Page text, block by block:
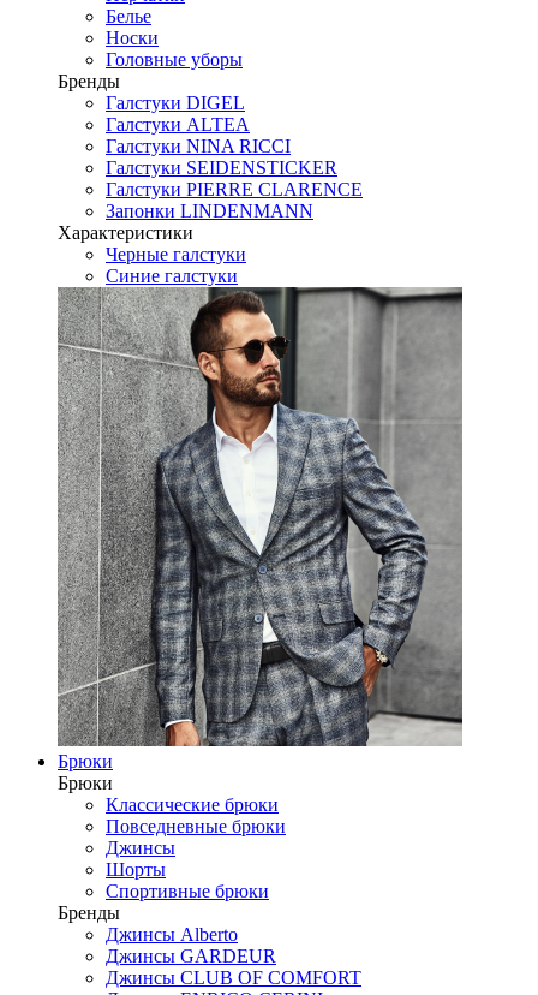
Белье
Носки
Головные уборы
Бренды
Галстуки DIGEL
Галстуки ALTEA
Галстуки NINA RICCI
Галстуки SEIDENSTICKER
Галстуки PIERRE CLARENCE
Запонки LINDENMANN
Характеристики
Черные галстуки
Синие галстуки
Брюки
Брюки
Классические брюки
Повседневные брюки
Джинсы
Шорты
Спортивные брюки
Бренды
Джинсы Alberto
Джинсы GARDEUR
Джинсы CLUB OF COMFORT